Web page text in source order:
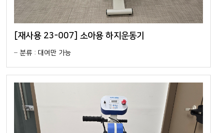
[재사용 23-007] 소아용 하지운동기
분류 : 대여만 가능